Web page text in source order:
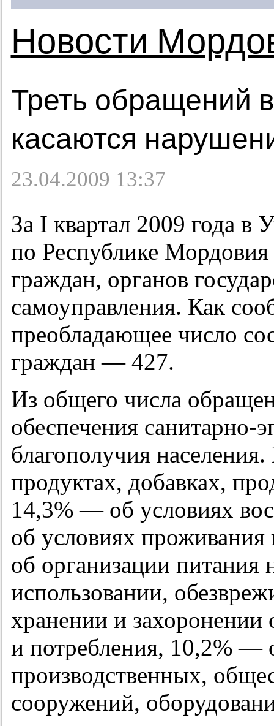
Новости
Треть обращений
касаются
23.04.2009 13:37
За I квартал 2009 года в
по Республике
граждан, органов
самоуправления. Как
преобладающее число
граждан — 427.
Из общего числа
обеспечения санитарно-
благополучия
продуктах, добавках,
14,3% — об условиях
об условиях
об организации
использовании,
хранении и захоронении
и потребления, 10,2% —
производственных,
сооружений,